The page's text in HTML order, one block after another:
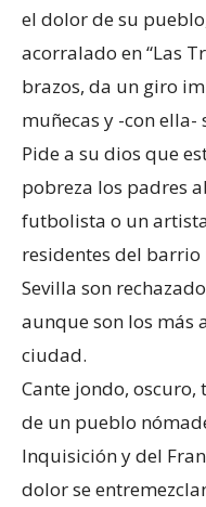
el dolor de su
acorralado en “Las
brazos, da un giro
muñecas y -con ella-
Pide a su dios que
pobreza los padres
futbolista o un
residentes del
Sevilla son
aunque son los más
ciudad.
Cante jondo,
de un pueblo
Inquisición y del
dolor se